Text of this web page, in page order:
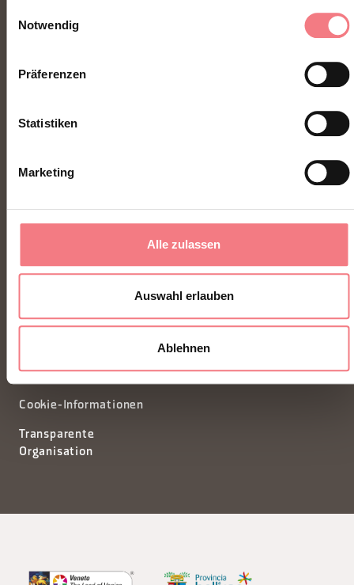
Notwendig
Präferenzen
Statistiken
Marketing
Alle zulassen
Auswahl erlauben
Ablehnen
segreteria@dmodolomiti.it
Newsletter
Cookie-Informationen
Transparente
Organisation
Informationsanfrage